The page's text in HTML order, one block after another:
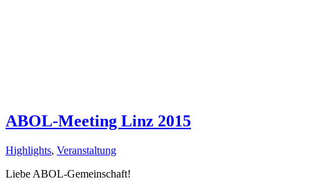
ABOL-Meeting Linz 2015
Highlights, Veranstaltung
Liebe ABOL-Gemeinschaft!